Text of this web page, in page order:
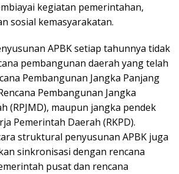
kegiatan pemerintahan,
sosial kemasyarakatan.
APBK setiap tahunnya tidak
pembangunan daerah yang telah
Pembangunan Jangka Panjang
Pembangunan Jangka
(RPJMD), maupun jangka pendek
Pemerintah Daerah (RKPD).
struktural penyusunan APBK juga
sinkronisasi dengan rencana
pusat dan rencana